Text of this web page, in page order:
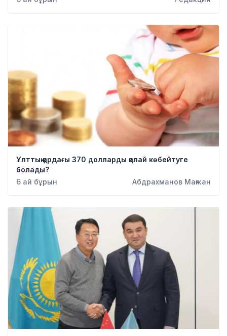
Ұлттық қордағы 370 долларды қалай көбейтуге
болады?
6 ай бұрын
Абдрахманов Мағжан